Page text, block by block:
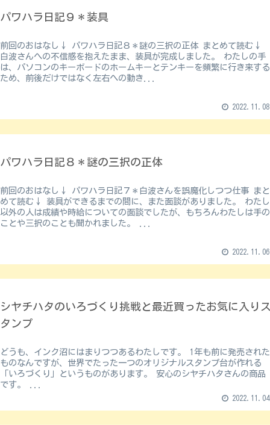
パワハラ日記９＊装具
前回のおはなし↓ パワハラ日記８＊謎の三択の正体 まとめて読む↓
白波さんへの不信感を抱えたまま、装具が完成しました。 わたしの手
は、パソコンのキーボードのホームキーとテンキーを頻繁に行き来する
ため、前後だけではなく左右への動き...
2022.11.08
パワハラ日記８＊謎の三択の正体
前回のおはなし↓ パワハラ日記７＊白波さんを誤魔化しつつ仕事 まと
めて読む↓ 装具ができるまでの間に、また面談がありました。 わたし
以外の人は成績や時給についての面談でしたが、もちろんわたしは手の
ことや三択のことも聞かれました。 ...
2022.11.06
シヤチハタのいろづくり挑戦と最近買ったお気に入りス
タンプ
どうも、インク沼にはまりつつあるわたしです。 1年も前に発売された
ものなんですが、世界でたった一つのオリジナルスタンプ台が作れる
「いろづくり」というものがあります。 安心のシヤチハタさんの商品
2022.11.04